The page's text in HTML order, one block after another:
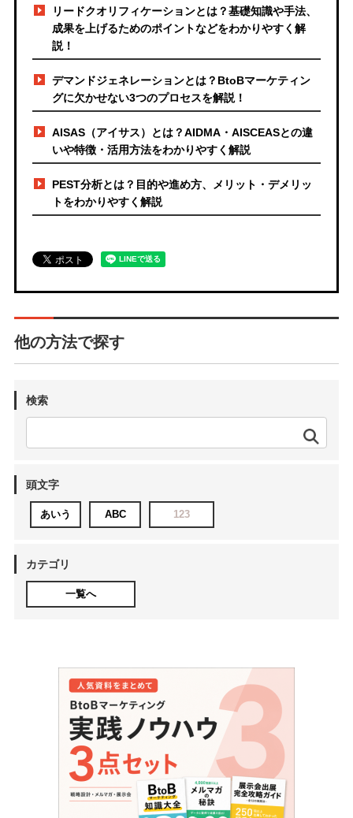
リードクオリフィケーションとは？基礎知識や手法、
成果を上げるためのポイントなどをわかりやすく解
説！
デマンドジェネレーションとは？BtoBマーケティン
グに欠かせない3つのプロセスを解説！
AISAS（アイサス）とは？AIDMA・AISCEASとの違
いや特徴・活用方法をわかりやすく解説
PEST分析とは？目的や進め方、メリット・デメリッ
トをわかりやすく解説
他の方法で探す
検索
頭文字
あいう ABC 123
カテゴリ
一覧へ